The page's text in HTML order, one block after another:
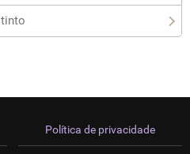
tinto
Política de privacidade